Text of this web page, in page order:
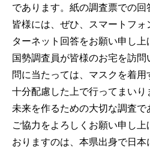
であります。紙の調査票での
皆様には、ぜひ、スマートフ
ターネット回答をお願い申し上
国勢調査員が皆様のお宅を訪
問に当たっては、マスクを着
十分配慮した上で行ってまいり
未来を作るための大切な調査
ご協力をよろしくお願い申し
おりますのは、本県出身で日